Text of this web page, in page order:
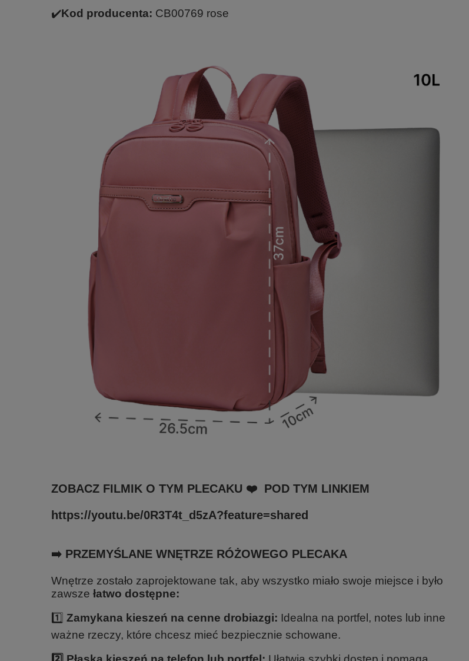
✔️Kod producenta: CB00769 rose
ZOBACZ FILMIK O TYM PLECAKU ❤️ POD TYM LINKIEM
https://youtu.be/0R3T4t_d5zA?feature=shared
➡️ PRZEMYŚLANE WNĘTRZE RÓŻOWEGO PLECAKA
Wnętrze zostało zaprojektowane tak, aby wszystko miało swoje miejsce i było
zawsze łatwo dostępne:
1️⃣ Zamykana kieszeń na cenne drobiazgi: Idealna na portfel, notes lub inne
ważne rzeczy, które chcesz mieć bezpiecznie schowane.